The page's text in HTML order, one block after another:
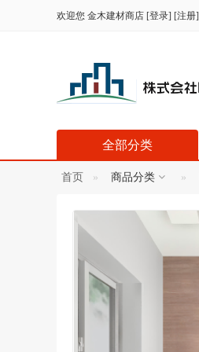
欢迎您 金木建材商店 [登录] [注册]
全部分类
首页 商品分类